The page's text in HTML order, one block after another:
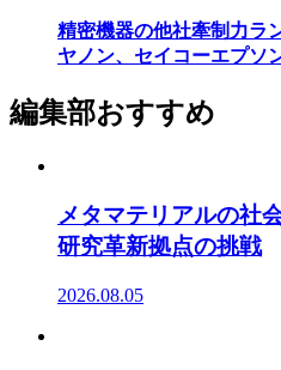
精密機器の他社牽制力
ヤノン、セイコーエプソ
編集部おすすめ
メタマテリアルの社
研究革新拠点の挑戦
2026.08.05